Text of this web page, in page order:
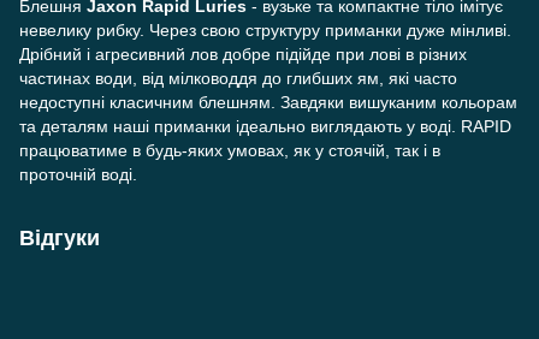
Блешня Jaxon Rapid Luries - вузьке та компактне тіло імітує
невелику рибку. Через свою структуру приманки дуже мінливі.
Дрібний і агресивний лов добре підійде при лові в різних
частинах води, від мілководдя до глибших ям, які часто
недоступні класичним блешням. Завдяки вишуканим кольорам
та деталям наші приманки ідеально виглядають у воді. RAPID
працюватиме в будь-яких умовах, як у стоячій, так і в
проточній воді.
Відгуки